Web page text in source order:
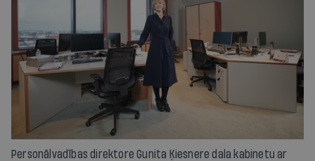
Personālvadības direktore Gunita Ķiesnere dala kabinetu ar